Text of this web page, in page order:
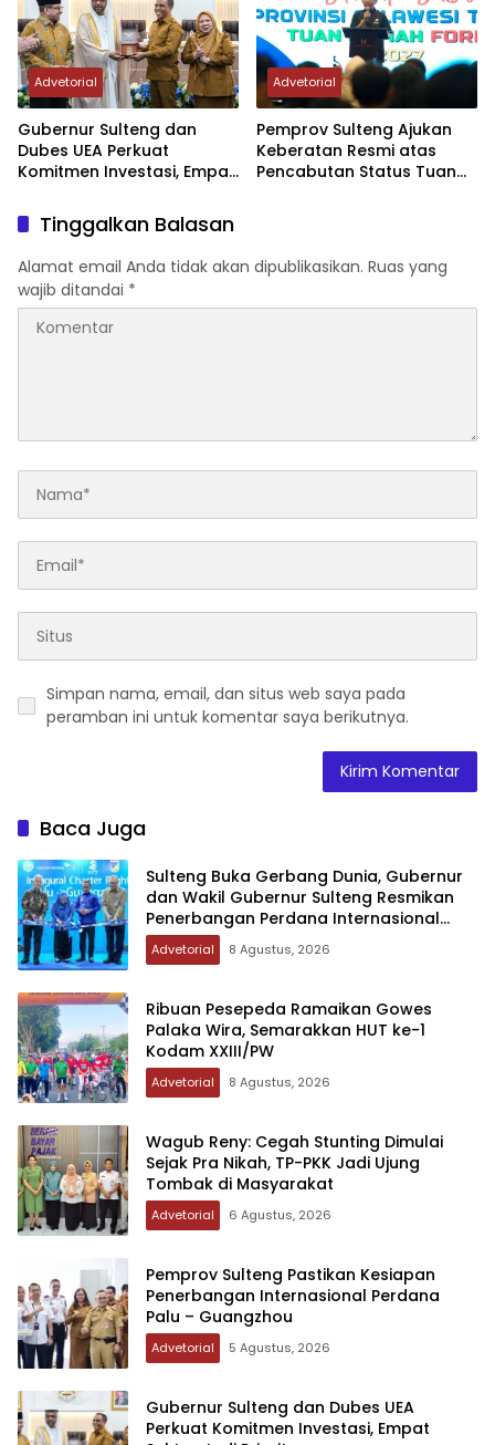
Advetorial
Gubernur Sulteng dan
Dubes UEA Perkuat
Komitmen Investasi, Empat
Advetorial
Pemprov Sulteng Ajukan
Keberatan Resmi atas
Pencabutan Status Tuan
Tinggalkan Balasan
Alamat email Anda tidak akan dipublikasikan. Ruas yang
wajib ditandai *
Simpan nama, email, dan situs web saya pada
peramban ini untuk komentar saya berikutnya.
Baca Juga
Sulteng Buka Gerbang Dunia, Gubernur
dan Wakil Gubernur Sulteng Resmikan
Penerbangan Perdana Internasional
Palu-Guangzhou
Advetorial 8 Agustus, 2026
Ribuan Pesepeda Ramaikan Gowes
Palaka Wira, Semarakkan HUT ke-1
Kodam XXIII/PW
Advetorial 8 Agustus, 2026
Wagub Reny: Cegah Stunting Dimulai
Sejak Pra Nikah, TP-PKK Jadi Ujung
Tombak di Masyarakat
Advetorial 6 Agustus, 2026
Pemprov Sulteng Pastikan Kesiapan
Penerbangan Internasional Perdana
Palu – Guangzhou
Advetorial 5 Agustus, 2026
Gubernur Sulteng dan Dubes UEA
Perkuat Komitmen Investasi, Empat